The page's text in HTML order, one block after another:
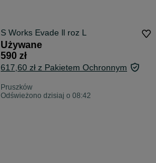
S Works Evade ll roz L
Używane
590 zł
617,60 zł z Pakietem Ochronnym
Pruszków
Odświeżono dzisiaj o 08:42